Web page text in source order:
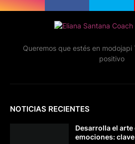
Queremos que estés en
positivo
NOTICIAS RECIENTES
Desarrolla el arte
emociones: